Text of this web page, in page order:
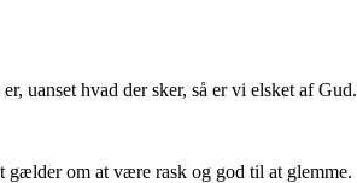
uanset hvad der sker, så er vi elsket af Gud.
om at være rask og god til at glemme.